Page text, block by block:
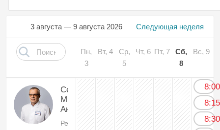
Следующая неделя
3 августа — 9 августа 2026
Пн,
3
Вт, 4
Ср,
5
Чт, 6 Пт, 7
Сб,
8
Вс, 9
Себякин
Михаил
Андриянович
Рентгенолог
8:00
8:15
8:30